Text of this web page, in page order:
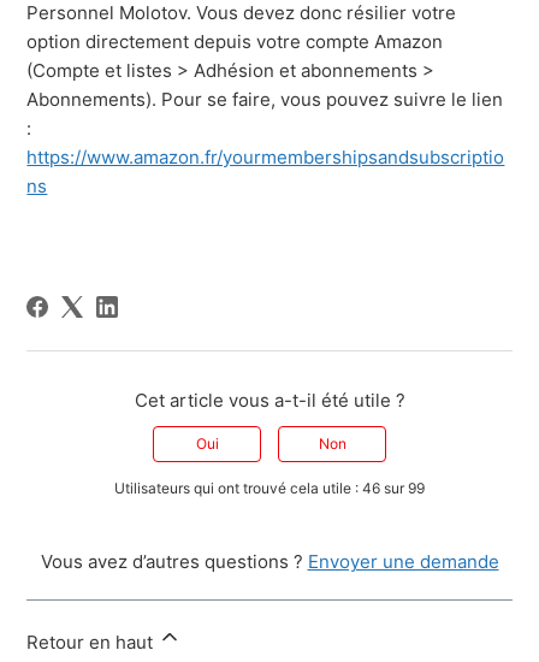
Personnel Molotov. Vous devez donc résilier votre
option directement depuis votre compte Amazon
(Compte et listes > Adhésion et abonnements >
Abonnements). Pour se faire, vous pouvez suivre le lien
:
https://www.amazon.fr/yourmembershipsandsubscriptio
ns
Cet article vous a-t-il été utile ?
Oui Non
Utilisateurs qui ont trouvé cela utile : 46 sur 99
Vous avez d’autres questions ? Envoyer une demande
Retour en haut